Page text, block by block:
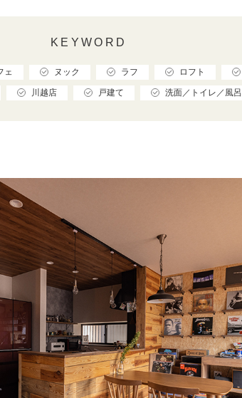
KEYWORD
ェ ヌック ラフ ロフト
川越店 戸建て 洗面／トイレ／風呂